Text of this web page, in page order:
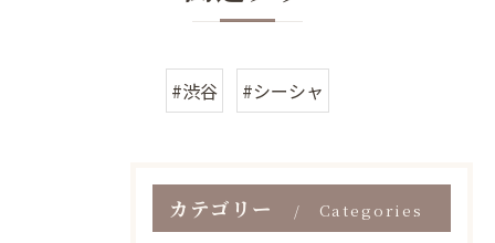
#渋谷 #シーシャ
カテゴリー Categories